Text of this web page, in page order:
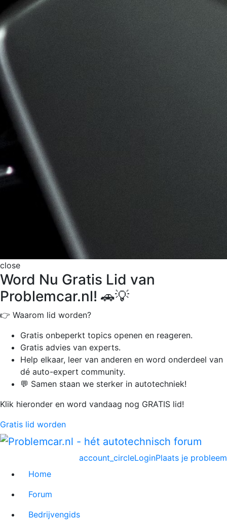
close
Word Nu Gratis Lid van
Problemcar.nl! 🚗💡
👉 Waarom lid worden?
Gratis onbeperkt topics openen en reageren.
Gratis advies van experts.
Help elkaar, leer van anderen en word onderdeel van
dé auto-expert community.
💬 Samen staan we sterker in autotechniek!
Klik hieronder en word vandaag nog GRATIS lid!
Gratis lid worden
Plaats je probleem
account_circleLogin
Home
Forum
Bedrijvengids